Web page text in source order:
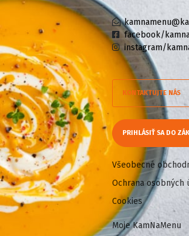
facebook/
instagram/
KONTAKTUJTE NÁS
PRIHLÁSIŤ SA DO
Všeobecné
Ochrana osobných
Cookies
Moje KamNaMenu